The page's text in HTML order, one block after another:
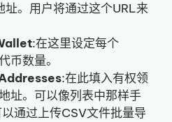
。用户将通过这个URL来
:在这里设定每个
币数量。
:在此填入有权领
址。可以像列表中那样手
通过上传CSV文件批量导